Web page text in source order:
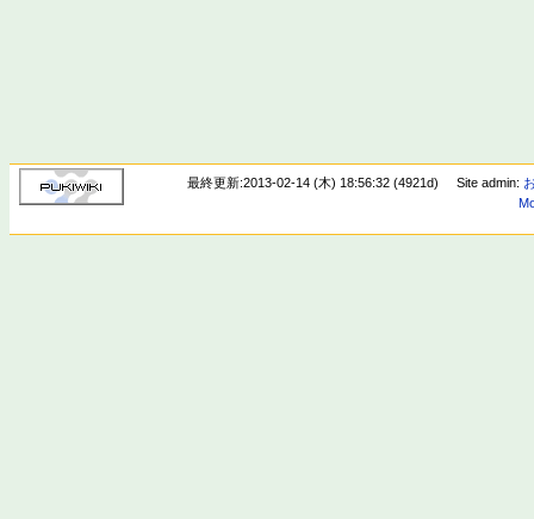
最終更新:2013-02-14 (木) 18:56:32 (4921d) Site admin: